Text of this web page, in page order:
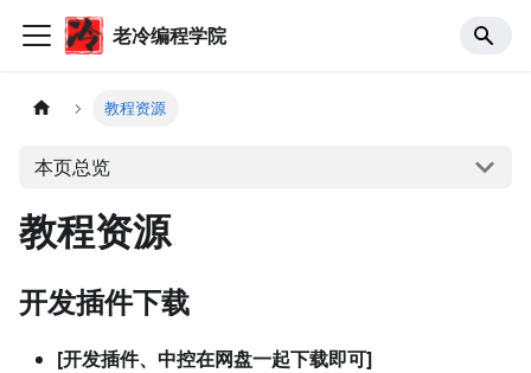
老冷编程学院
教程资源
本页总览
教程资源
开发插件下载
[开发插件、中控在网盘一起下载即可]